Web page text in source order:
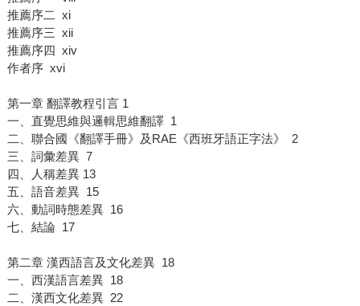
推薦序二 xi
推薦序三 xii
推薦序四 xiv
作者序 xvi
第一章 翻譯教程引言 1
一、直覺思維與邏輯思維翻譯 1
二、聯合國《翻譯手冊》及RAE《西班牙語正字法》 2
三、詞彙差異 7
四、人稱差異 13
五、語音差異 15
六、動詞時態差異 16
七、結論 17
第二章 漢西語言及文化差異 18
一、西漢語言差異 18
二、漢西文化差異 22